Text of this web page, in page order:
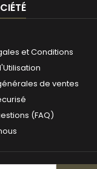
et Conditions
de ventes
(FAQ)